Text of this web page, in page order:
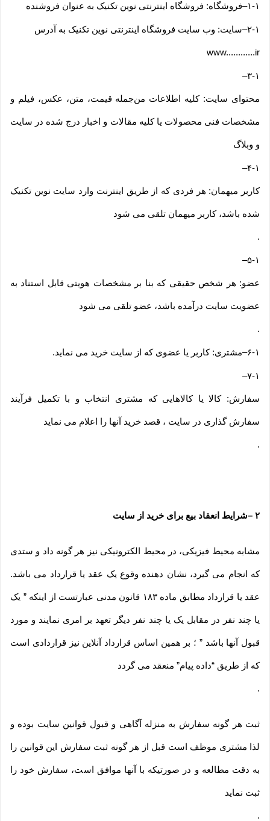
۱-۱–فروشگاه: فروشگاه اینترنتی نوین تکنیک به عنوان فروشنده
۲-۱–سایت: وب سایت فروشگاه اینترنتی نوین تکنیک به آدرس
www............ir
۳-۱–
محتوای سایت: کلیه اطلاعات من‌جمله قیمت، متن، عکس، فیلم و
مشخصات فنی محصولات یا کلیه مقالات و اخبار درج شده در سایت
و وبلاگ
۴-۱–
کاربر میهمان: هر فردی که از طریق اینترنت وارد سایت نوین تکنیک
شده باشد، کاربر میهمان تلقی می شود
.
۵-۱–
عضو: هر شخص حقیقی که بنا بر مشخصات هویتی قابل استناد به
عضویت سایت درآمده باشد، عضو تلقی می شود
.
۶-۱–مشتری: کاربر یا عضوی که از سایت خرید می نماید.
۷-۱–
سفارش: کالا یا کالاهایی که مشتری انتخاب و با تکمیل فرآیند
سفارش گذاری در سایت ، قصد خرید آنها را اعلام می نماید
.
۲ –شرایط انعقاد بیع برای خرید از سایت
مشابه محیط فیزیکی، در محیط الکترونیکی نیز هر گونه داد و ستدی
که انجام می گیرد، نشان دهنده وقوع یک عقد یا قرارداد می باشد.
عقد یا قرارداد مطابق ماده ۱۸۳ قانون مدنی عبارتست از اینکه ” یک
یا چند نفر در مقابل یک یا چند نفر دیگر تعهد بر امری نمایند و مورد
قبول آنها باشد ” ؛ بر همین اساس قرارداد آنلاین نیز قراردادی است
که از طریق “داده پیام” منعقد می گردد
.
ثبت هر گونه سفارش به منزله آگاهی و قبول قوانین سایت بوده و
لذا مشتری موظف است قبل از هر گونه ثبت سفارش این قوانین را
به دقت مطالعه و در صورتیکه با آنها موافق است، سفارش خود را
ثبت نماید
.